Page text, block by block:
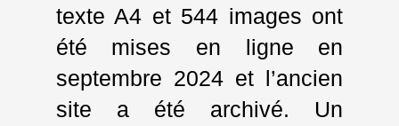
texte A4 et 544 images ont
été mises en ligne en
septembre 2024 et l’ancien
site a été archivé. Un